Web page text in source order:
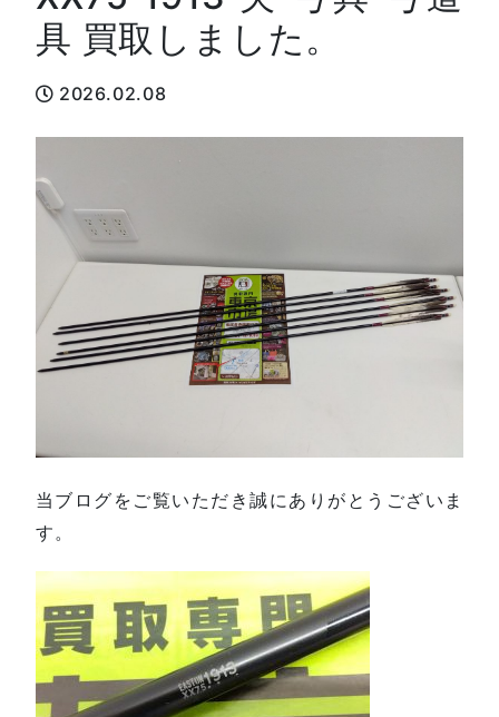
具 買取しました。
2026.02.08
当ブログをご覧いただき誠にありがとうございま
す。